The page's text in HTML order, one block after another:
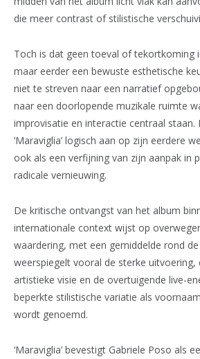
die meer contrast of stilistische
Toch is dat geen toeval of tekortkoming
maar eerder een bewuste esthetische
niet te streven naar een narratief
naar een doorlopende muzikale ruimte
improvisatie en interactie centraal staan.
‘Maraviglia’ logisch aan op zijn eerdere
ook als een verfijning van zijn aanpak in
radicale vernieuwing.
De kritische ontvangst van het album
internationale context wijst op
waardering, met een gemiddelde rond
weerspiegelt vooral de sterke uitvoering,
artistieke visie en de overtuigende live-
beperkte stilistische variatie als
wordt genoemd.
‘Maraviglia’ bevestigt Gabriele Poso als